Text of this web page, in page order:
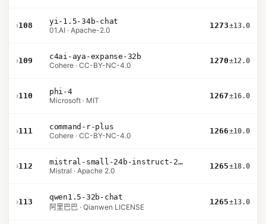
›108
yi-1.5-34b-chat
01.AI · Apache-2.0
1273±13.0
›109
c4ai-aya-expanse-32b
Cohere · CC-BY-NC-4.0
1270±12.0
›110
phi-4
Microsoft · MIT
1267±16.0
›111
command-r-plus
Cohere · CC-BY-NC-4.0
1266±10.0
›112
mistral-small-24b-instruct-2501
Mistral · Apache 2.0
1265±18.0
›113
qwen1.5-32b-chat
阿里巴巴 · Qianwen LICENSE
1265±13.0